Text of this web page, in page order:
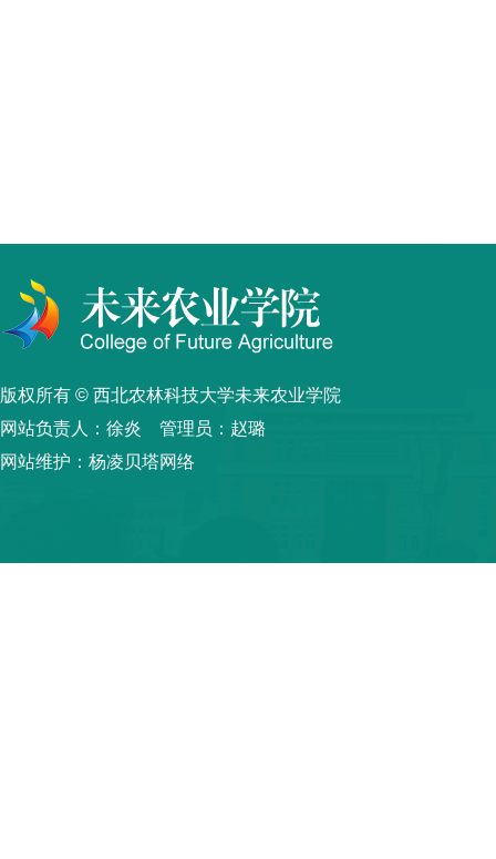
版权所有 © 西北农林科技大学未来农业学院
网站负责人：徐炎 管理员：赵璐
网站维护：杨凌贝塔网络